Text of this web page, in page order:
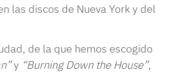
las discos de Nueva York y del
de la que hemos escogido
y “Burning Down the House”,